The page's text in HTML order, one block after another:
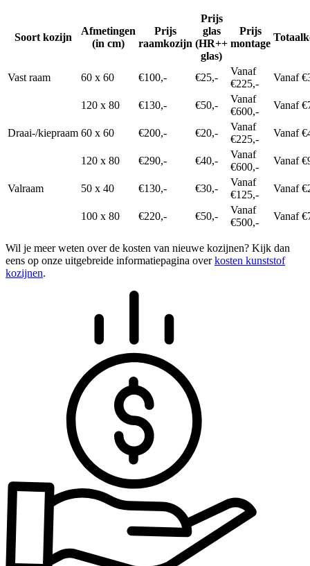
Soort kozijn
Afmetingen
(in cm)
Prijs
raamkozijn
Prijs
glas
(HR++
glas)
Prijs
montage
Vast raam 60 x 60 €100,- €25,-
Vanaf
€225,-
Vanaf
120 x 80 €130,- €50,-
Vanaf
€600,-
Vanaf
Draai-/kiepraam 60 x 60 €200,- €20,-
Vanaf
€225,-
Vanaf
120 x 80 €290,- €40,-
Vanaf
€600,-
Vanaf
Valraam 50 x 40 €130,- €30,-
Vanaf
€125,-
Vanaf
100 x 80 €220,- €50,-
Vanaf
€500,-
Vanaf
Wil je meer weten over de kosten van nieuwe kozijnen? Kijk dan
eens op onze uitgebreide informatiepagina overkosten kunststof
kozijnen.